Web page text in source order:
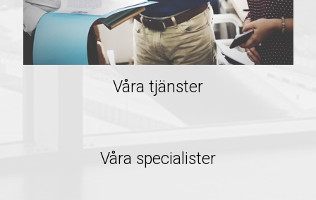
Våra tjänster
Våra specialister